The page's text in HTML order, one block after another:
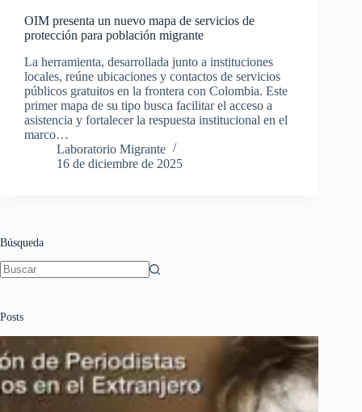
OIM presenta un nuevo mapa de servicios de
protección para población migrante
La herramienta, desarrollada junto a instituciones
locales, reúne ubicaciones y contactos de servicios
públicos gratuitos en la frontera con Colombia. Este
primer mapa de su tipo busca facilitar el acceso a
asistencia y fortalecer la respuesta institucional en el
marco…
Laboratorio Migrante
16 de diciembre de 2025
Búsqueda
Posts